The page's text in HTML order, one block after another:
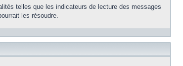
telles que les indicateurs de lecture des messages
les résoudre.